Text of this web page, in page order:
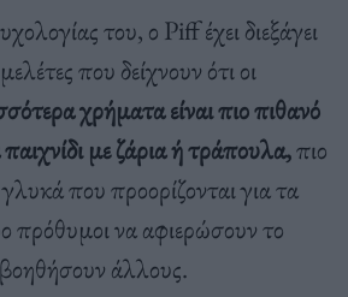
του, ο Piff έχει διεξάγει
που δείχνουν ότι οι
χρήματα είναι πιο πιθανό
με ζάρια ή τράπουλα,πιο
που προορίζονται για τα
πρόθυμοι να αφιερώσουν το
άλλους.